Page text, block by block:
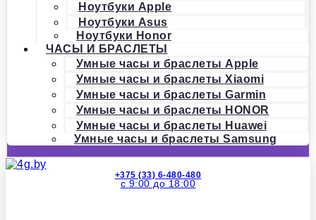
Ноутбуки Apple
Ноутбуки Asus
Ноутбуки Honor
ЧАСЫ И БРАСЛЕТЫ
Умные часы и браслеты Apple
Умные часы и браслеты Xiaomi
Умные часы и браслеты Garmin
Умные часы и браслеты HONOR
Умные часы и браслеты Huawei
Умные часы и браслеты Samsung
+375 (33) 6-480-480
с 9:00 до 18:00